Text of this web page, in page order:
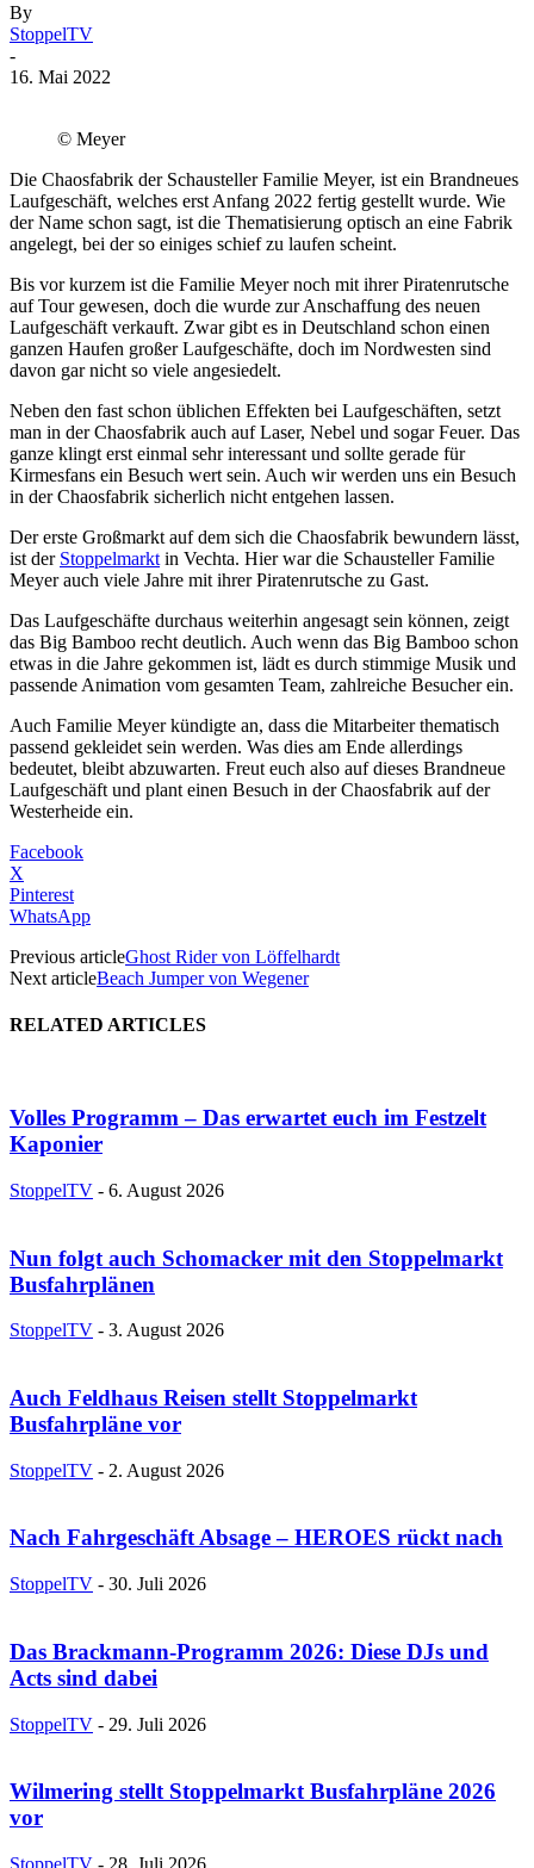
By
StoppelTV
-
16. Mai 2022
© Meyer
Die Chaosfabrik der Schausteller Familie Meyer, ist ein Brandneues
Laufgeschäft, welches erst Anfang 2022 fertig gestellt wurde. Wie
der Name schon sagt, ist die Thematisierung optisch an eine Fabrik
angelegt, bei der so einiges schief zu laufen scheint.
Bis vor kurzem ist die Familie Meyer noch mit ihrer Piratenrutsche
auf Tour gewesen, doch die wurde zur Anschaffung des neuen
Laufgeschäft verkauft. Zwar gibt es in Deutschland schon einen
ganzen Haufen großer Laufgeschäfte, doch im Nordwesten sind
davon gar nicht so viele angesiedelt.
Neben den fast schon üblichen Effekten bei Laufgeschäften, setzt
man in der Chaosfabrik auch auf Laser, Nebel und sogar Feuer. Das
ganze klingt erst einmal sehr interessant und sollte gerade für
Kirmesfans ein Besuch wert sein. Auch wir werden uns ein Besuch
in der Chaosfabrik sicherlich nicht entgehen lassen.
Der erste Großmarkt auf dem sich die Chaosfabrik bewundern lässt,
ist der Stoppelmarkt in Vechta. Hier war die Schausteller Familie
Meyer auch viele Jahre mit ihrer Piratenrutsche zu Gast.
Das Laufgeschäfte durchaus weiterhin angesagt sein können, zeigt
das Big Bamboo recht deutlich. Auch wenn das Big Bamboo schon
etwas in die Jahre gekommen ist, lädt es durch stimmige Musik und
passende Animation vom gesamten Team, zahlreiche Besucher ein.
Auch Familie Meyer kündigte an, dass die Mitarbeiter thematisch
passend gekleidet sein werden. Was dies am Ende allerdings
bedeutet, bleibt abzuwarten. Freut euch also auf dieses Brandneue
Laufgeschäft und plant einen Besuch in der Chaosfabrik auf der
Westerheide ein.
Facebook
X
Pinterest
WhatsApp
Previous articleGhost Rider von Löffelhardt
Next articleBeach Jumper von Wegener
RELATED ARTICLES
Volles Programm – Das erwartet euch im Festzelt
Kaponier
StoppelTV - 6. August 2026
Nun folgt auch Schomacker mit den Stoppelmarkt
Busfahrplänen
StoppelTV - 3. August 2026
Auch Feldhaus Reisen stellt Stoppelmarkt
Busfahrpläne vor
StoppelTV - 2. August 2026
Nach Fahrgeschäft Absage – HEROES rückt nach
StoppelTV - 30. Juli 2026
Das Brackmann-Programm 2026: Diese DJs und
Acts sind dabei
StoppelTV - 29. Juli 2026
Wilmering stellt Stoppelmarkt Busfahrpläne 2026
vor
StoppelTV - 28. Juli 2026